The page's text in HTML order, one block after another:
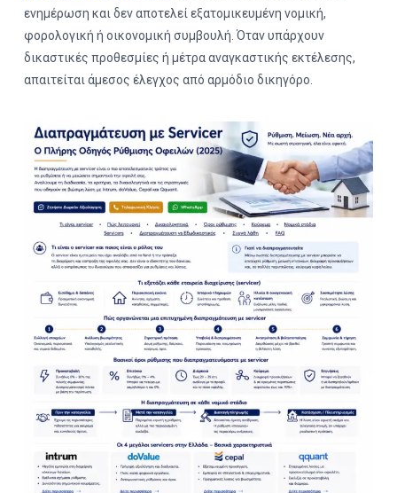
ενημέρωση και δεν αποτελεί εξατομικευμένη νομική,
φορολογική ή οικονομική συμβουλή. Όταν υπάρχουν
δικαστικές προθεσμίες ή μέτρα αναγκαστικής εκτέλεσης,
απαιτείται άμεσος έλεγχος από αρμόδιο δικηγόρο.